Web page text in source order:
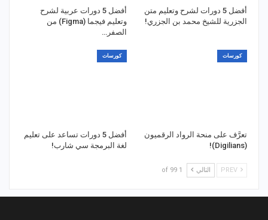
أفضل 5 دورات لشرح وتعليم متن
الجزرية للشيخ محمد بن الجزري!
أفضل 5 دورات عربية لشرح
وتعليم فيجما (Figma) من
الصفر…
كورسات
تعرَّف على منحة الرواد الرقميون
(Digilians)!
كورسات
أفضل 5 دورات تساعد على تعليم
لغة البرمجة سي شارب!
التالي 1 of 99